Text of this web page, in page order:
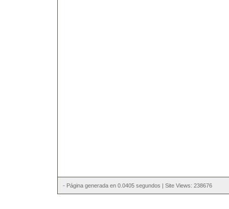
- Página generada en 0.0405 segundos | Site Views: 238676